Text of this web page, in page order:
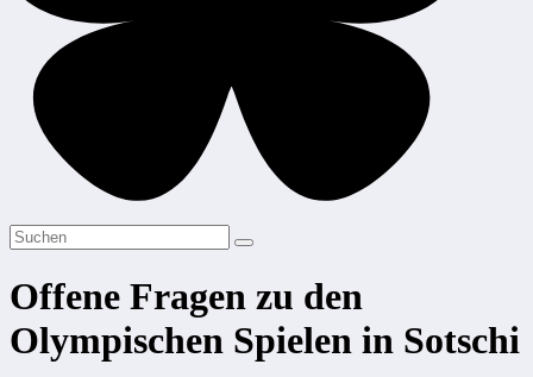
Offene Fragen zu den
Olympischen Spielen in Sotschi